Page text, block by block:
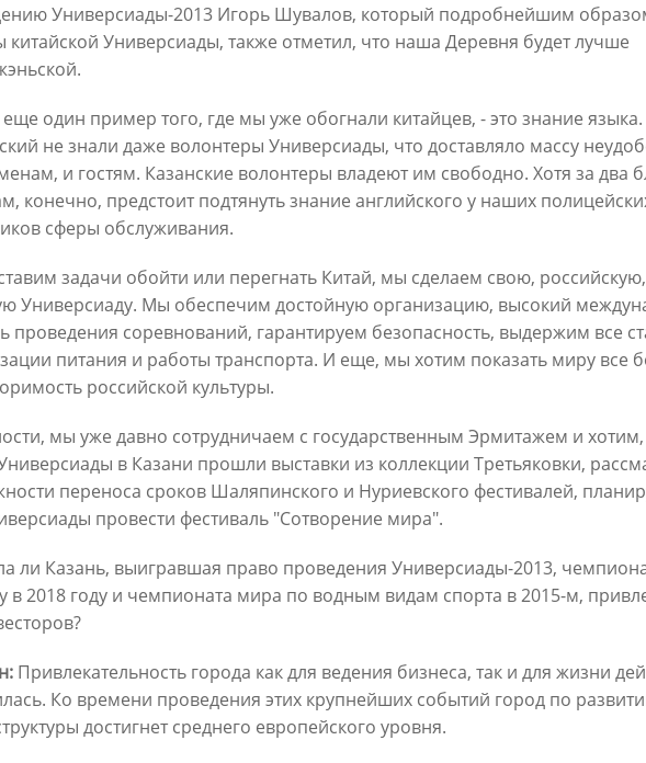
«Для
сферы
ежегодно выделяется
бюджета города»
Ильсур Метшин о 10-летии
Универсиады-2013: «После Игры
Казань вошла в число городов,
которые знают во всем мире»
наша
29/03/
Универсиады-2013 Игорь Шувалов, который подробнейшим
китайской Универсиады, также отметил, что наша Деревня будет лучше
еще один пример того, где мы уже обогнали китайцев, - это знание
не знали даже волонтеры Универсиады, что доставляло массу
и гостям. Казанские волонтеры владеют им свободно. Хотя за два
конечно, предстоит подтянуть знание английского у наших
сферы обслуживания.
задачи обойти или перегнать Китай, мы сделаем свою,
Универсиаду. Мы обеспечим достойную организацию, высокий
проведения соревнований, гарантируем безопасность, выдержим все
питания и работы транспорта. И еще, мы хотим показать миру все
российской культуры.
мы уже давно сотрудничаем с государственным Эрмитажем и
в Казани прошли выставки из коллекции Третьяковки,
переноса сроков Шаляпинского и Нуриевского фестивалей,
провести фестиваль "Сотворение мира".
ли Казань, выигравшая право проведения Универсиады-2013,
в 2018 году и чемпионата мира по водным видам спорта в 2015-м,
Привлекательность города как для ведения бизнеса, так и для жизни
Ко времени проведения этих крупнейших событий город по
достигнет среднего европейского уровня.
Официальный сайт Мэра Казани
ЛИЦА НОВОСТИ БИОГРАФИЯ ФОТО ВИДЕО
наполнение и сопровождение сайта Мэра Казани является информационное агентство «Город
иных носителях без каких-либо ограничений по объему и срокам публикации. Условием перепечатки
ссылка на первоисточник (в случае копирования информации портала в сети Интернет - интерактивная
согласия на перепечатку со стороны информационного агентства «Город Казань KZN.RU» и пресс-
Мэрии Казани не требуется.